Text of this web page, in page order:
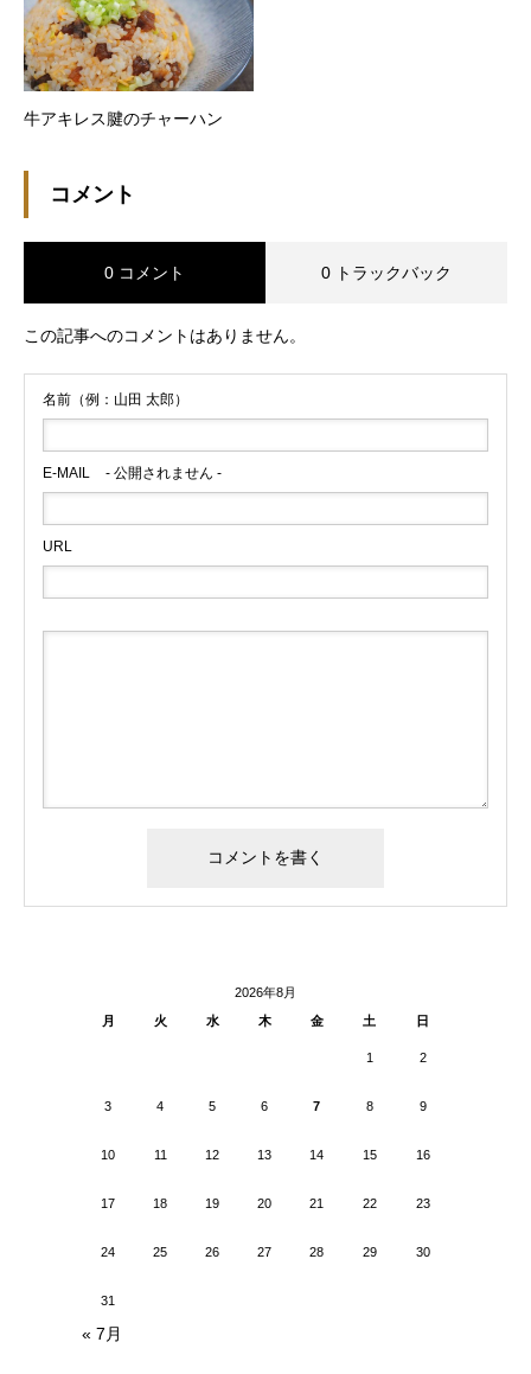
牛アキレス腱のチャーハン
コメント
0 コメント 0 トラックバック
この記事へのコメントはありません。
名前（例：山田 太郎）
E-MAIL - 公開されません -
URL
2026年8月
月
火 水 木 金 土 日
1 2
3 4 5 6 7 8 9
10 11 12 13 14 15 16
17 18 19 20 21 22 23
24 25 26 27 28 29 30
31
« 7月